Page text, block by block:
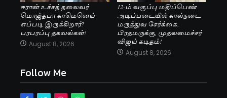
ஈரான் உச்சத் தலைவர்
மொஜ்தபா காமெனெய்
எப்படி இருக்கிறார்?
பரபரப்பு தகவல்கள்!
August 8, 2026
12-ம் வகுப்பு மதிப்பெண்
அடிப்படையில் கால்நடை
மருத்துவ சேர்க்கை..
பிரதமருக்கு, முதலமைச்சர்
விஜய் கடிதம்!
August 8, 2026
Follow Me